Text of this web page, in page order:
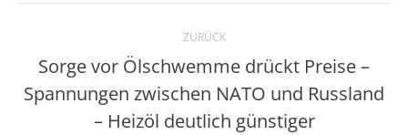
Kommentarnavigation
ZURÜCK
Vorheriger
Beitrag:
Sorge vor Ölschwemme drückt Preise –
Spannungen zwischen NATO und Russland
– Heizöl deutlich günstiger